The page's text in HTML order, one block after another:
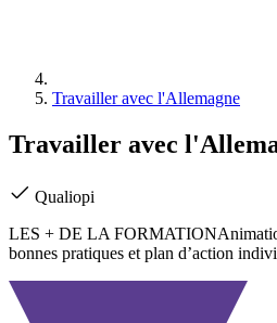
Travailler avec l'Allemagne
Travailler avec
Qualiopi
LES + DE LA
bonnes pratiques et plan d’action